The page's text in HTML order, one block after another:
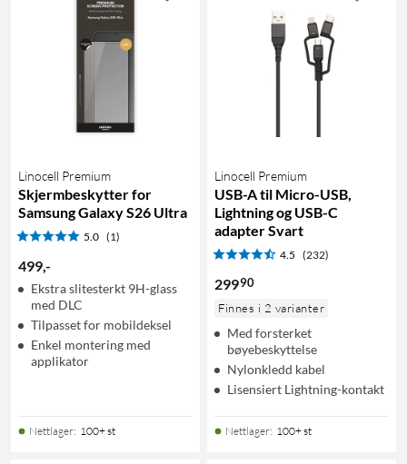
Linocell Premium
Skjermbeskytter for
Samsung Galaxy S26 Ultra
5.0 (1)
499,-
Ekstra slitesterkt 9H-glass
med DLC
Tilpasset for mobildeksel
Enkel montering med
applikator
Nettlager: 100+ st
Linocell Premium
USB-A til Micro-USB,
Lightning og USB-C
adapter Svart
4.5 (232)
29990
Finnes i 2 varianter
Med forsterket
bøyebeskyttelse
Nylonkledd kabel
Lisensiert Lightning-kontakt
Nettlager: 100+ st